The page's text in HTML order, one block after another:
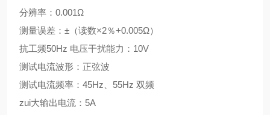
分辨率：0.001Ω
测量误差：±（读数×2％+0.005Ω）
抗工频50Hz 电压干扰能力：10V
测试电流波形：正弦波
测试电流频率：45Hz、55Hz 双频
zui大输出电流：5A